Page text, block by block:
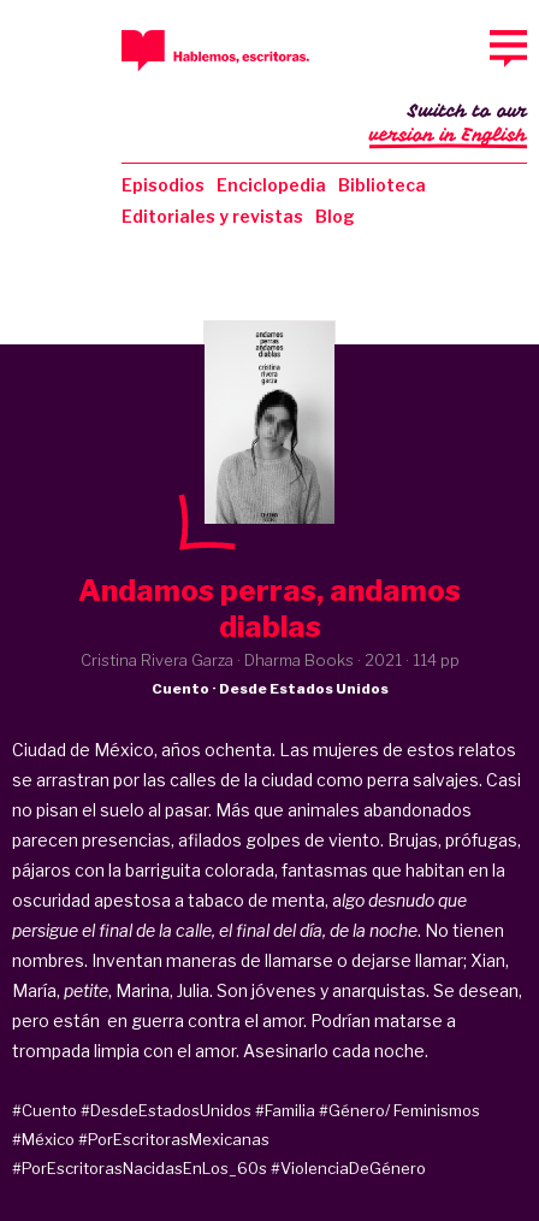
Episodios Enciclopedia
Biblioteca
Editoriales y revistas
Blog
Switch to our
version in English
Andamos perras, andamos
diablas
Cristina Rivera Garza · Dharma Books · 2021 · 114 pp
Cuento · Desde Estados Unidos
Ciudad de México, años ochenta. Las mujeres de estos relatos
se arrastran por las calles de la ciudad como perra salvajes. Casi
no pisan el suelo al pasar. Más que animales abandonados
parecen presencias, afilados golpes de viento. Brujas, prófugas,
pájaros con la barriguita colorada, fantasmas que habitan en la
oscuridad apestosa a tabaco de menta, algo desnudo que
persigue el final de la calle, el final del día, de la noche. No tienen
nombres. Inventan maneras de llamarse o dejarse llamar; Xian,
María, petite, Marina, Julia. Son jóvenes y anarquistas. Se desean,
pero están en guerra contra el amor. Podrían matarse a
trompada limpia con el amor. Asesinarlo cada noche.
#Cuento #DesdeEstadosUnidos #Familia #Género/ Feminismos
#México #PorEscritorasMexicanas
#PorEscritorasNacidasEnLos_60s #ViolenciaDeGénero